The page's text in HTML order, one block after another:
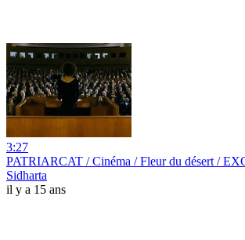
3:27
PATRIARCAT / Cinéma / Fleur du désert /
Sidharta
il y a 15 ans